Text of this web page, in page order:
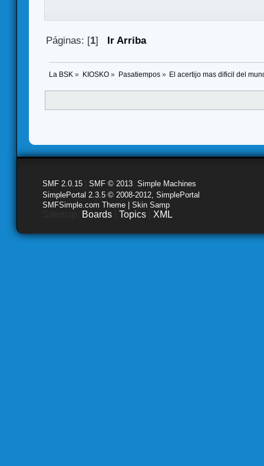
Páginas: [1] Ir Arriba
La BSK » KIOSKO» Pasatiempos» El acertijo mas dificil del
SMF 2.0.15 SMF © 2013 Simple Machines
SimplePortal 2.3.5 © 2008-2012, SimplePortal
SMFSimple.com Theme | Skin Samp
Boards Topics XML